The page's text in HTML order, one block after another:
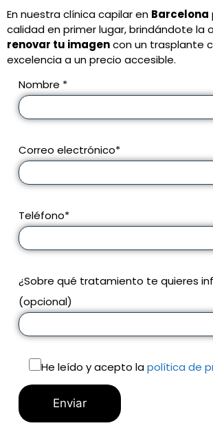
En nuestra clínica capilar en Barcelona
calidad en primer lugar, brindándote la
renovar tu imagencon un trasplante
excelencia a un precio accesible.
Nombre *
Correo electrónico*
Teléfono*
¿Sobre qué tratamiento te quieres
(opcional)
He leído y acepto lapolítica de